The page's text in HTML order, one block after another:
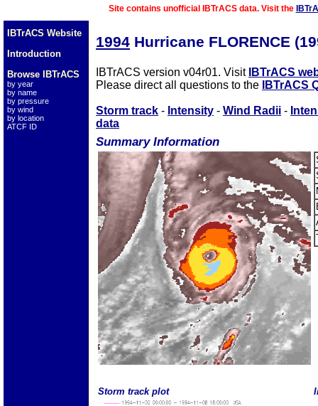
Site contains unofficial IBTrACS data. Visit the
IBTrACS Website
Introduction
Browse IBTrACS
by year
by name
by pressure
by wind
by location
ATCF ID
1994 Hurricane FLORENCE
IBTrACS version v04r01. Visit IBTrACS
Please direct all questions to the
IBTrACS
Storm track - Intensity - Wind Radii -
data
Summary Information
Storm track plot